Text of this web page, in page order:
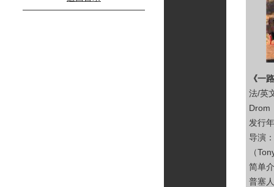
《一
法/英
Drom
发行
导演
（
简单
普塞